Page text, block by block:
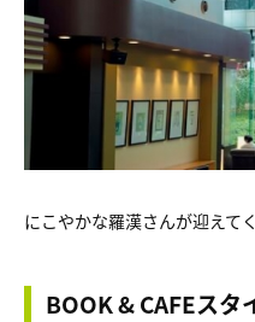
にこやかな羅漢さんが迎えて
BOOK & CAFEスタ